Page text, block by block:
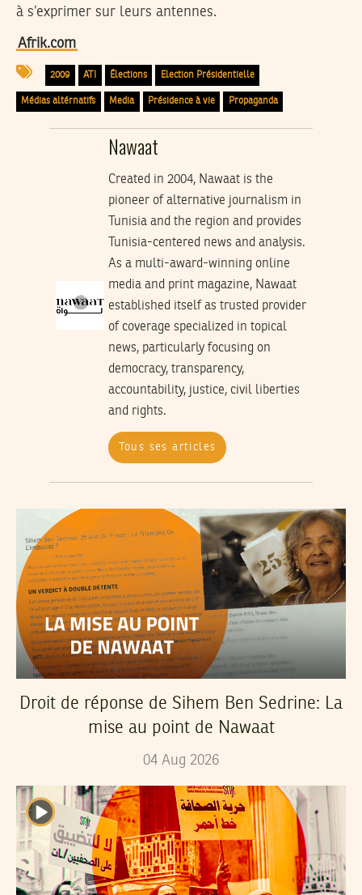
à s’exprimer sur leurs antennes.
Afrik.com
2009 ATI Élections Election Présidentielle
Médias altérnatifs Media Présidence à vie Propaganda
Nawaat
Created in 2004, Nawaat is the
pioneer of alternative journalism in
Tunisia and the region and provides
Tunisia-centered news and analysis.
As a multi-award-winning online
media and print magazine, Nawaat
established itself as trusted provider
of coverage specialized in topical
news, particularly focusing on
democracy, transparency,
accountability, justice, civil liberties
and rights.
Tous ses articles
Droit de réponse de Sihem Ben Sedrine: La
mise au point de Nawaat
04 Aug 2026